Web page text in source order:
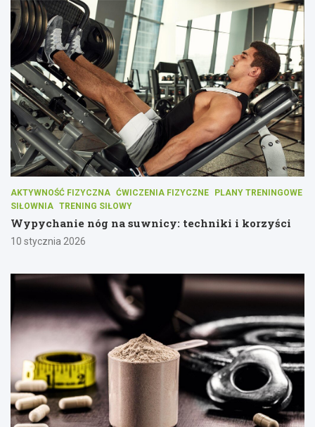
AKTYWNOŚĆ FIZYCZNA ĆWICZENIA FIZYCZNE
PLANY TRENINGOWE
SIŁOWNIA TRENING SIŁOWY
Wypychanie nóg na suwnicy: techniki i korzyści
10 stycznia 2026